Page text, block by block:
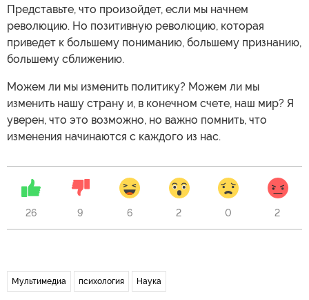
Представьте, что произойдет, если мы начнем
революцию. Но позитивную революцию, которая
приведет к большему пониманию, большему признанию,
большему сближению.
Можем ли мы изменить политику? Можем ли мы
изменить нашу страну и, в конечном счете, наш мир? Я
уверен, что это возможно, но важно помнить, что
изменения начинаются с каждого из нас.
26 9 6 2 0 2
Мультимедиа психология Наука